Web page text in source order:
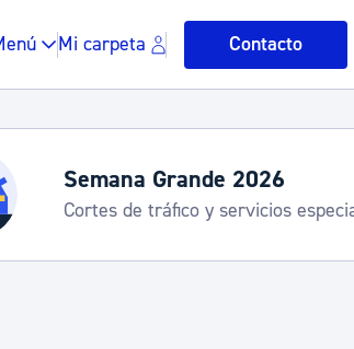
Mi carpeta Contacto
Semana Grande 2026
Cortes de tráfico y servicios